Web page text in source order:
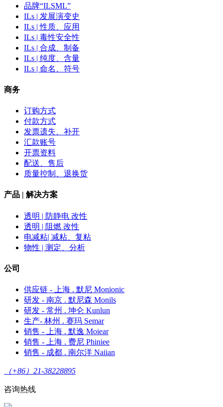
品牌“ILSML”
ILs | 发展演变史
ILs | 性质、应用
ILs | 毒性安全性
ILs | 合成、制备
ILs | 纯度、含量
ILs | 命名、符号
商务
订购方式
付款方式
发票遗失、补开
汇款账号
开票资料
配送、售后
质量控制、退换货
产品 | 解决方案
透明 | 防静电 改性
透明 | 阻燃 改性
电减粘| 减粘、复粘
物性 | 测定、分析
公司
供应链 - 上海 . 默尼 Monionic
研发 - 南京 . 默尼森 Monils
研发 - 常州 . 坤仑 Kunlun
生产- 林州 . 赛玛 Semar
销售 - 上海 . 默逸 Moiear
销售 - 上海 . 费尼 Phiniee
销售 - 成都 . 南尔洋 Naiian
（+86）21-38228895
咨询热线